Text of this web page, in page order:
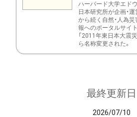
ハーバード大学エド
日本研究所が企画・
から続く自然・人為
報へのポータルサイ
「2011年東日本大震
ら名称変更された。
最終更新日
2026/07/10